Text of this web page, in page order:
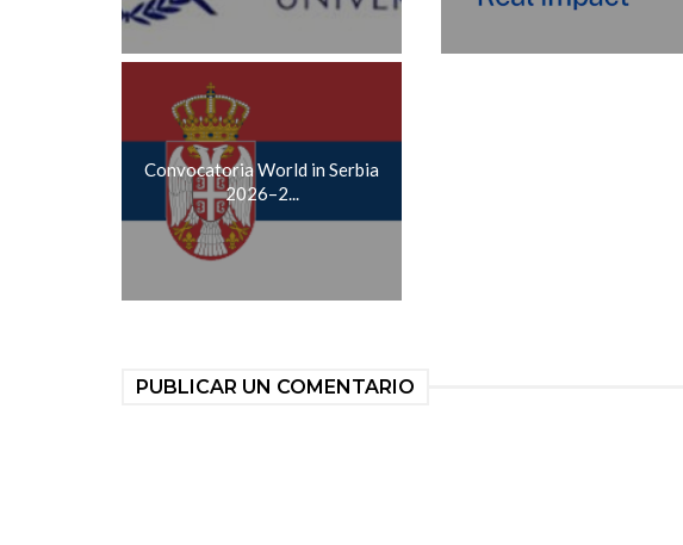
Convocatoria World in Serbia
2026–2...
PUBLICAR UN COMENTARIO